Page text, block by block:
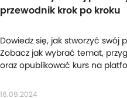
przewodnik krok po kroku
Dowiedz się, jak stworzyć swój
Zobacz jak wybrać temat,
oraz opublikować kurs na
16.09.2024